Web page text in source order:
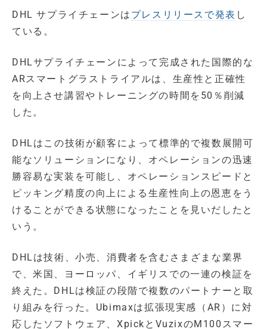
DHL サプライチェーンは プレスリリースで発表 し
ている。
DHLサプライチェーンによって完成された国際的な
ARスマートグラストライアルは、生産性と正確性
を向上させ講習やトレーニングの時間を50％削減
した。
DHLはこの技術が顧客によって標準的で複数展開可
能なソリューションになり、オペレーションの迅速
勝容易な実装を可能し、オペレーションスピードと
ピッキング精度の向上による生産性向上の恩恵をう
けることができる状態になったことを見いだしたと
いう。
DHLは技術、小売、消費者を含むさまざまな業界
で、米国、ヨーロッパ、イギリスでの一連の検証を
終えた。DHLは検証の段階で複数のパートナーと取
り組みを行った。Ubimaxは拡張現実感（AR）に対
応したソフトウェア、XpickとVuzixのM100スマー